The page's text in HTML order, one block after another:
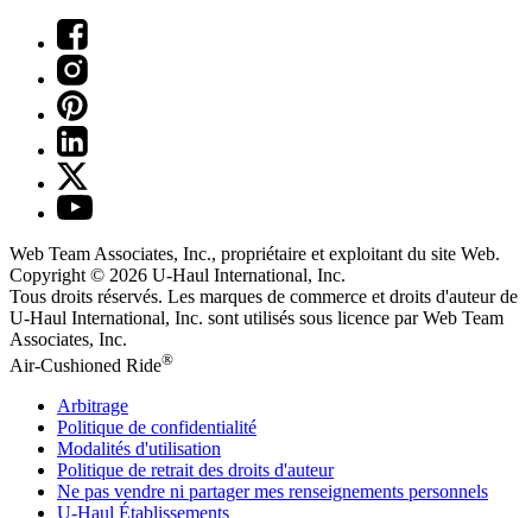
Web Team Associates, Inc., propriétaire et exploitant du site Web.
Copyright © 2026 U-Haul International, Inc.
Tous droits réservés. Les marques de commerce et droits d'auteur de
U-Haul International, Inc. sont utilisés sous licence par Web Team
Associates, Inc.
Air-Cushioned Ride®
Arbitrage
Politique de confidentialité
Modalités d'utilisation
Politique de retrait des droits d'auteur
Ne pas vendre ni partager mes renseignements personnels
U-Haul Établissements